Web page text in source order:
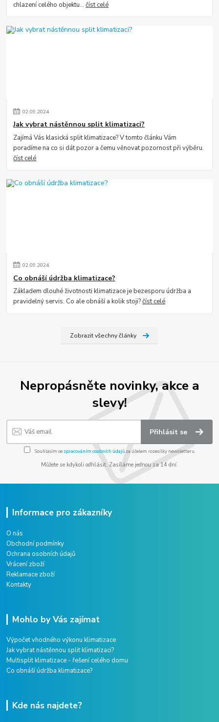
chlazení celého objektu...číst celé
02.09.2024
Jak vybrat nástěnnou split klimatizaci?
Zajímá Vás klasická split klimatizace? V tomto článku Vám
poradíme na co si dát pozor a čemu věnovat pozornost při výběru.
číst celé
02.09.2024
Co obnáší údržba klimatizace?
Základem dlouhé životnosti klimatizace je bezesporu údržba a
pravidelný servis. Co ale obnáší a kolik stoji?číst celé
Zobrazit všechny články
Nepropásněte novinky, akce a
slevy!
Přihlásit se
Souhlasím se zpracováním osobních údajůza účelem rozesílky newsletteru.
Můžete se kdykoli odhlásit. Zasíláme jednou za 14 dní.
Informace pro zákazníky
O nás
Obchodní podmínky
Ochrana osobních údajů
Vrácení zboží
Reklamace zboží
Kontakty
Mohlo by Vás zajímat
Výpočet vhodného výkonu klimatizace
Jak vybrat nástěnnou split klimatizaci?
Multisplit klimatizace - řešení celého domu
Co obnáší údržba klimatizace?
Kde nás najdete?